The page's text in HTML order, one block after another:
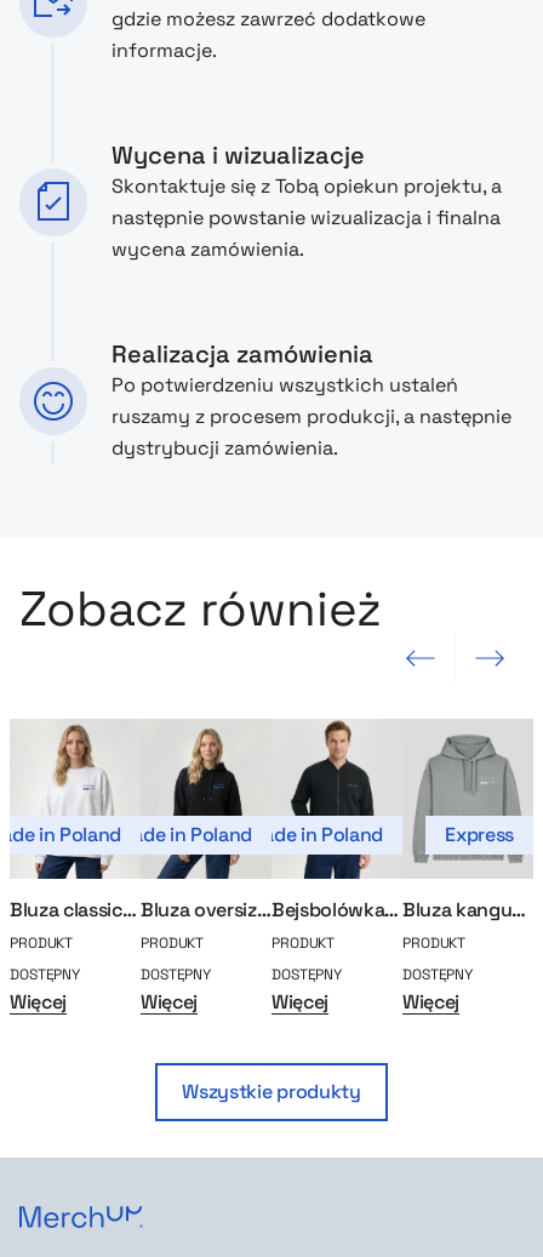
gdzie możesz zawrzeć dodatkowe
informacje.
Wycena i wizualizacje
Skontaktuje się z Tobą opiekun projektu, a
następnie powstanie wizualizacja i finalna
wycena zamówienia.
Realizacja zamówienia
Po potwierdzeniu wszystkich ustaleń
ruszamy z procesem produkcji, a następnie
dystrybucji zamówienia.
Zobacz również
Poprzedni slajd Następny
in Poland
Bluza classic oversized MerchUp
PRODUKT
DOSTĘPNY
Więcej
Made in Poland
Bluza oversize MerchUp Select
PRODUKT
DOSTĘPNY
Więcej
Made in Poland
Bejsbolówka classic MerchUp
PRODUKT
DOSTĘPNY
Więcej
Express
Bluza kangurka Vintage
PRODUKT
DOSTĘPNY
Więcej
Wszystkie produkty